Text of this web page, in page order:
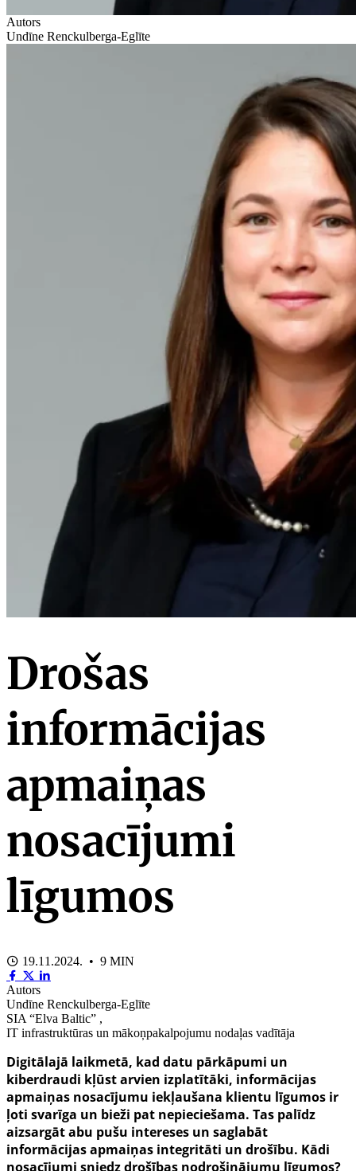
Autors
Undīne Renckulberga-Eglīte
Drošas
informācijas
apmaiņas
nosacījumi
līgumos
19.11.2024. • 9 MIN
Autors
Undīne Renckulberga-Eglīte
SIA “Elva Baltic” ,
IT infrastruktūras un mākoņpakalpojumu nodaļas vadītāja
Digitālajā laikmetā, kad datu pārkāpumi un
kiberdraudi kļūst arvien izplatītāki, informācijas
apmaiņas nosacījumu iekļaušana klientu līgumos ir
ļoti svarīga un bieži pat nepieciešama. Tas palīdz
aizsargāt abu pušu intereses un saglabāt
informācijas apmaiņas integritāti un drošību. Kādi
nosacījumi sniedz drošības nodrošinājumu līgumos?